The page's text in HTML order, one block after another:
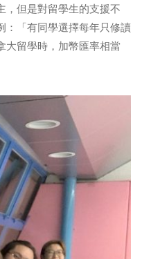
，但是對留學生的支援不
：「有同學選擇每年只修讀
大留學時，加幣匯率相當